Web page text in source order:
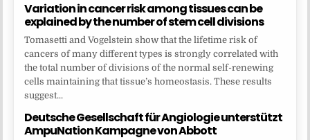
Variation in cancer risk among tissues can be
explained by the number of stem cell divisions
Tomasetti and Vogelstein show that the lifetime risk of
cancers of many different types is strongly correlated with
the total number of divisions of the normal self-renewing
cells maintaining that tissue’s homeostasis. These results
suggest...
Deutsche Gesellschaft für Angiologie unterstützt
AmpuNation Kampagne von Abbott